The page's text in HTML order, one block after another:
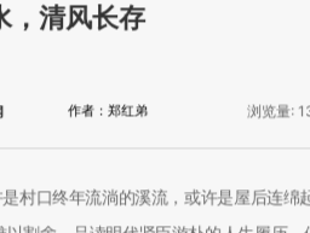
，清风长存
作者：郑红弟 浏览量:
村口终年流淌的溪流，或许是屋后连绵